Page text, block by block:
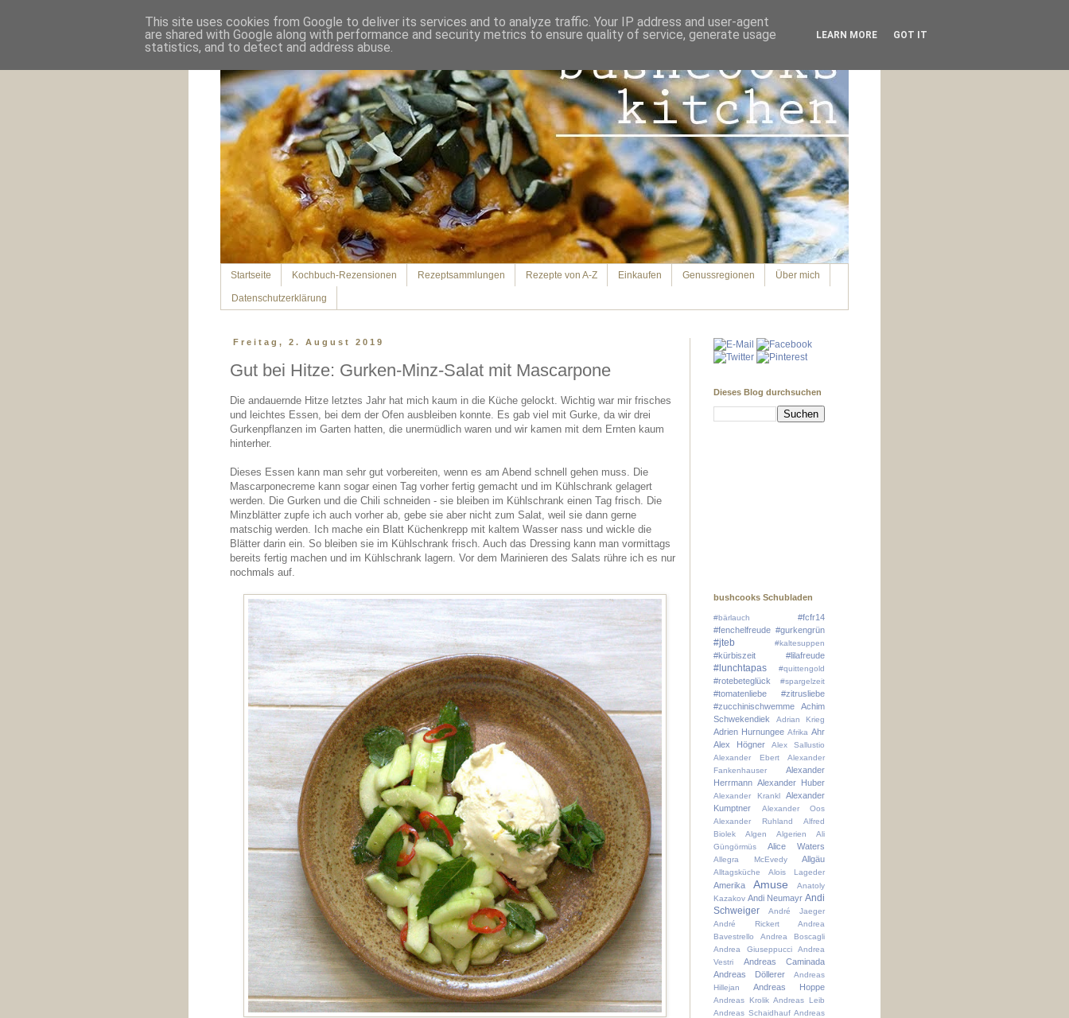
Startseite Kochbuch-Rezensionen Rezeptsammlungen Rezepte von A-Z Einkaufen Genussregionen Über mich
Datenschutzerklärung
Freitag, 2. August 2019
Gut bei Hitze: Gurken-Minz-Salat mit Mascarpone
Die andauernde Hitze letztes Jahr hat mich kaum in die Küche gelockt. Wichtig war mir frisches
und leichtes Essen, bei dem der Ofen ausbleiben konnte. Es gab viel mit Gurke, da wir drei
Gurkenpflanzen im Garten hatten, die unermüdlich waren und wir kamen mit dem Ernten kaum
hinterher.
Dieses Essen kann man sehr gut vorbereiten, wenn es am Abend schnell gehen muss. Die
Mascarponecreme kann sogar einen Tag vorher fertig gemacht und im Kühlschrank gelagert
werden. Die Gurken und die Chili schneiden - sie bleiben im Kühlschrank einen Tag frisch. Die
Minzblätter zupfe ich auch vorher ab, gebe sie aber nicht zum Salat, weil sie dann gerne
matschig werden. Ich mache ein Blatt Küchenkrepp mit kaltem Wasser nass und wickle die
Blätter darin ein. So bleiben sie im Kühlschrank frisch. Auch das Dressing kann man vormittags
bereits fertig machen und im Kühlschrank lagern. Vor dem Marinieren des Salats rühre ich es nur
nochmals auf.
Dieses Blog durchsuchen
bushcooks Schubladen
#bärlauch
#fcfr14
#fenchelfreude #gurkengrün
#jteb #kaltesuppen
#kürbiszeit #lilafreude
#lunchtapas #quittengold
#rotebeteglück #spargelzeit
#tomatenliebe
#zitrusliebe
#zucchinischwemme
Achim
Schwekendiek
Adrian Krieg
Adrien Hurnungee Afrika Ahr
Alex Högner
Alex Sallustio
Alexander Ebert
Alexander
Fankenhauser
Alexander
Herrmann Alexander Huber
Alexander Krankl
Alexander
Kumptner
Alexander Oos
Alexander Ruhland
Alfred
Biolek
Algen Algerien
Ali
Güngörmüs
Alice Waters
Allegra McEvedy Allgäu
Alltagsküche Alois Lageder
Amerika Amuse
Anatoly
Kazakov Andi Neumayr Andi
Schweiger
André Jaeger
André Rickert
Andrea
Bavestrello
Andrea Boscagli
Andrea Giuseppucci
Andrea
Vestri
Andreas Caminada
Andreas Döllerer
Andreas
Hillejan
Andreas Hoppe
Andreas Krolik Andreas Leib
Andreas Schaidhauf Andreas
This site uses cookies from Google to deliver its services and to analyze traffic. Your IP address and user-agent
are shared with Google along with performance and security metrics to ensure quality of service, generate usage
statistics, and to detect and address abuse.
LEARN MORE GOT IT